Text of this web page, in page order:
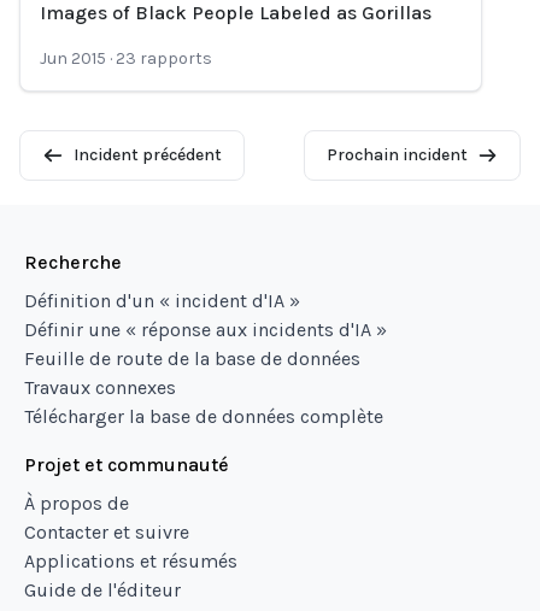
Loading...
Images of Black People Labeled as Gorillas
Jun 2015 · 23 rapports
Incident précédent Prochain incident
Recherche
Définition d'un « incident d'IA »
Définir une « réponse aux incidents d'IA »
Feuille de route de la base de données
Travaux connexes
Télécharger la base de données complète
Projet et communauté
À propos de
Contacter et suivre
Applications et résumés
Guide de l'éditeur